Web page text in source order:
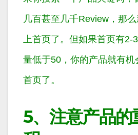
几百甚至几千Review，那
上首页了。但如果首页有2-
量低于50，你的产品就有机
首页了。
5、注意产品的